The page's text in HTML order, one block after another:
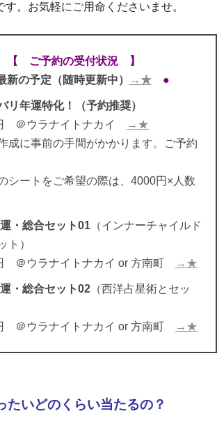
す。お気軽にご用命くださいませ。
【 ご予約の受付状況 】
の予定（随時更新中） →★ ●
リ年運特化！（予約推奨）
＠ウラナイトナカイ
→★
に事前の手間がかかります。ご予約
ートをご希望の際は、4000円×人数
・総合セット01 （インナーチャイルド
ト）
＠ウラナイトナカイ or 方南町
→★
・総合セット02 （西洋占星術とセッ
＠ウラナイトナカイ or 方南町
→★
たいどのくらい当たるの？